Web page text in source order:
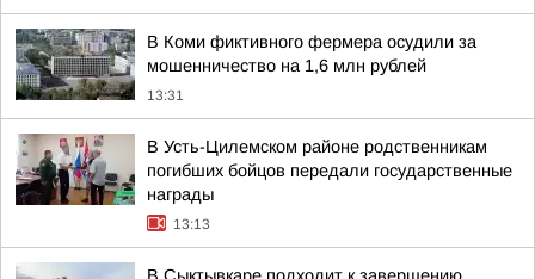
В Коми фиктивного фермера осудили за
мошенничество на 1,6 млн рублей
13:31
В Усть-Цилемском районе родственникам
погибших бойцов передали государственные
награды
13:13